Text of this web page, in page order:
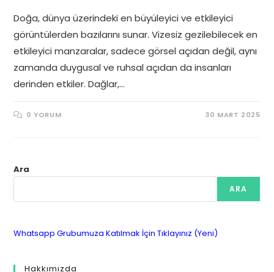
Doğa, dünya üzerindeki en büyüleyici ve etkileyici
görüntülerden bazılarını sunar. Vizesiz gezilebilecek en
etkileyici manzaralar, sadece görsel açıdan değil, aynı
zamanda duygusal ve ruhsal açıdan da insanları
derinden etkiler. Dağlar,…
0 YORUM 30 MART 2025
Ara
ARA
Whatsapp Grubumuza Katılmak İçin Tıklayınız (Yeni)
Hakkımızda